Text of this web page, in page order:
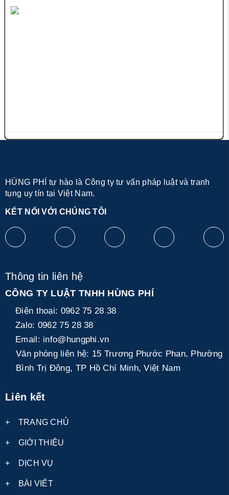
HÙNG PHÍ tự hào là Công ty tư vấn pháp luật và tranh
tụng uy tín tại Việt Nam.
KẾT NỐI VỚI CHÚNG TÔI
Thông tin liên hệ
CÔNG TY LUẬT TNHH HÙNG PHÍ
Điện thoại: 0962 75 28 38
Zalo: 0962 75 28 38
Email: info@hungphi.vn
Văn phòng liên hệ: 15 Trương Phước Phan, Phường
Bình Trị Đông, TP Hồ Chí Minh, Việt Nam
Liên kết
+ TRANG CHỦ
+ GIỚI THIỆU
+ DỊCH VỤ
+ BÀI VIẾT